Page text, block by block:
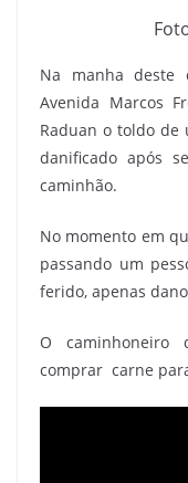
Na manha deste
Avenida Marcos
Raduan o toldo de
danificado após
caminhão.
No momento em
passando um
ferido, apenas
O
comprar carne